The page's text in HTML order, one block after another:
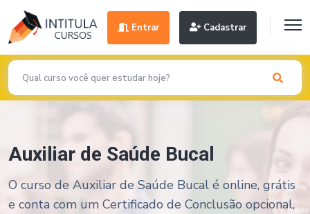
Entrar Cadastrar
Auxiliar de Saúde Bucal
O curso de Auxiliar de Saúde Bucal é online, grátis
e conta com um Certificado de Conclusão opcional,